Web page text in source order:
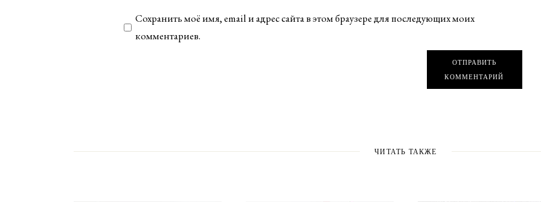
Сохранить моё имя, email и адрес сайта в этом браузере для последующих моих
комментариев.
ОТПРАВИТЬ
КОММЕНТАРИЙ
ЧИТАТЬ ТАКЖЕ